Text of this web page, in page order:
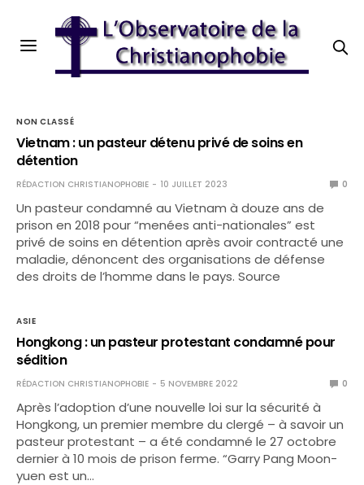
NON CLASSÉ
Vietnam : un pasteur détenu privé de soins en
détention
RÉDACTION CHRISTIANOPHOBIE 10 JUILLET 2023 0
Un pasteur condamné au Vietnam à douze ans de
prison en 2018 pour “menées anti-nationales” est
privé de soins en détention après avoir contracté une
maladie, dénoncent des organisations de défense
des droits de l’homme dans le pays. Source
ASIE
Hongkong : un pasteur protestant condamné pour
sédition
RÉDACTION CHRISTIANOPHOBIE 5 NOVEMBRE 2022 0
Après l’adoption d’une nouvelle loi sur la sécurité à
Hongkong, un premier membre du clergé – à savoir un
pasteur protestant – a été condamné le 27 octobre
dernier à 10 mois de prison ferme. “Garry Pang Moon-
yuen est un…